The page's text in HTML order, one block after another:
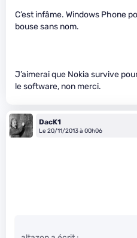
C’est infâme. Windows Phone
bouse sans nom.
J’aimerai que Nokia survive
le software, non merci.
DacK1
Le 20/11/2013 à 00h06